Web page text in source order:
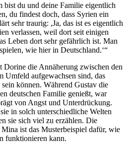
bist du und deine Familie eigentlich
du findest doch, dass Syrien ein
sehr traurig: ,Ja, das ist es eigentlich
verlassen, weil dort seit einigen
Leben dort sehr gefährlich ist. Man
wie hier in Deutschland.‘“
Dorine die Annäherung zwischen den
Umfeld aufgewachsen sind, das
können. Während Gustav die
deutschen Familie genießt, war
von Angst und Unterdrückung.
in solch unterschiedliche Welten
sie sich viel zu erzählen. Die
ist das Musterbeispiel dafür, wie
funktionieren kann.